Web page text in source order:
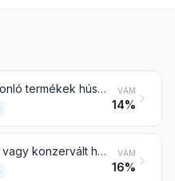
Kolbász és hasonló termékek húsból, vágási melléktermékből, belsőségből, vérből vagy rovarból; ezeken a termékeken alapuló élelmiszerek VÁM
14%
Más elkészített vagy konzervált hús, vágási melléktermék, belsőség, vér vagy rovar VÁM
16%